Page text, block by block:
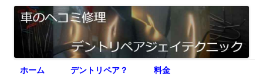
デントリペア ジェイテクニック
車のヘコミ修理専門 神奈川県横浜市 デントリペア ジェイテクニック
ホーム デントリペア？
料金